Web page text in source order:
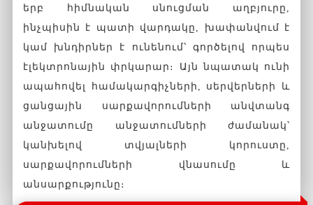
երբ հիմնական սնուցման աղբյուրը,
ինչպիսին է պատի վարդակը, խափանվում է
կամ խնդիրներ է ունենում՝ գործելով որպես
էլեկտրոնային փրկարար։ Այն նպատակ ունի
ապահովել համակարգիչների, սերվերների և
ցանցային սարքավորումների անվտանգ
անջատումը անջատումների ժամանակ՝
կանխելով տվյալների կորուստը,
սարքավորումների վնասումը և
անսարքությունը։